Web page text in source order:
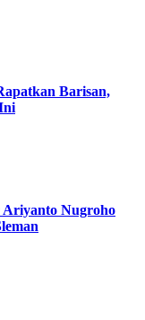
Barisan,
Nugroho